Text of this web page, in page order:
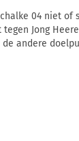
04 niet
Jong
andere